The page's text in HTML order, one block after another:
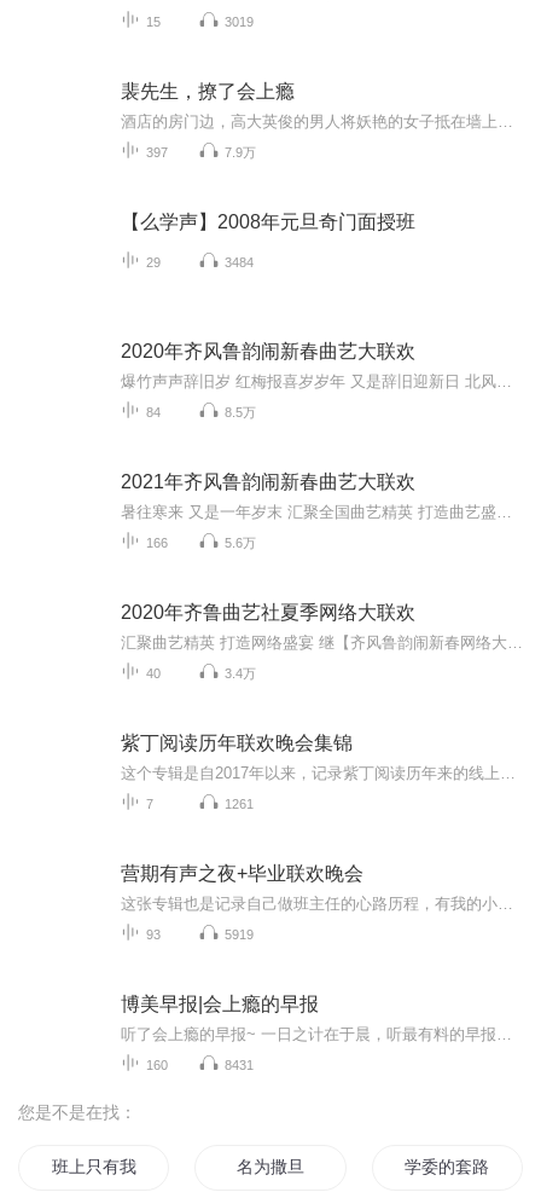
15 3019
裴先生，撩了会上瘾
397 7.9万
【么学声】2008年元旦奇门面授班
29 3484
2020年齐风鲁韵闹新春曲艺大联欢
84 8.5万
2021年齐风鲁韵闹新春曲艺大联欢
166 5.6万
2020年齐鲁曲艺社夏季网络大联欢
40 3.4万
紫丁阅读历年联欢晚会集锦
7 1261
营期有声之夜+毕业联欢晚会
93 5919
博美早报|会上瘾的早报
160 8431
您是不是在找：
班上只有我一个男生 名为撒旦 学委的套路千千万